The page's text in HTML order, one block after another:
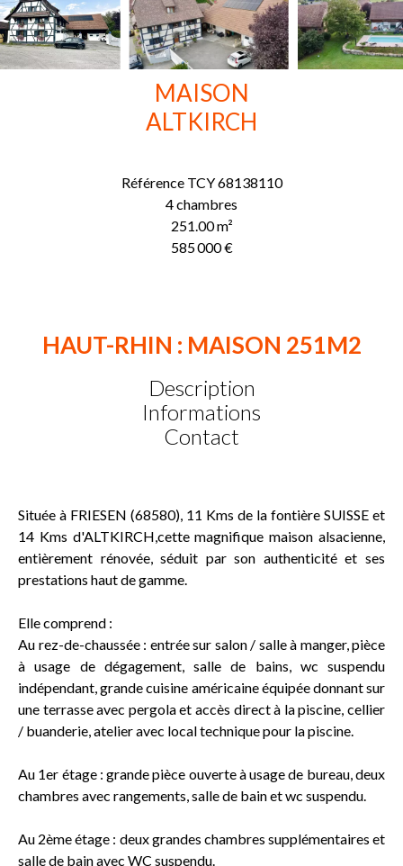
MAISON
ALTKIRCH
RéférenceTCY 68138110
4 chambres
251.00m²
585 000 €
HAUT-RHIN : MAISON 251M2
Description
Informations
Contact
Située à FRIESEN (68580), 11 Kms de la fontière SUISSE et
14 Kms d'ALTKIRCH,cette magnifique maison alsacienne,
entièrement rénovée, séduit par son authenticité et ses
prestations haut de gamme.
Elle comprend :
Au rez-de-chaussée : entrée sur salon / salle à manger, pièce
à usage de dégagement, salle de bains, wc suspendu
indépendant, grande cuisine américaine équipée donnant sur
une terrasse avec pergola et accès direct à la piscine, cellier
/ buanderie, atelier avec local technique pour la piscine.
Au 1er étage : grande pièce ouverte à usage de bureau, deux
chambres avec rangements, salle de bain et wc suspendu.
Au 2ème étage : deux grandes chambres supplémentaires et
salle de bain avec WC suspendu.